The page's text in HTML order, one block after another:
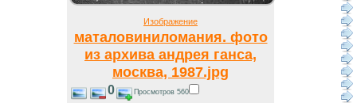
Изображение
маталовиниломания. фото
из архива андрея ганса,
москва, 1987.jpg
0 Просмотров 560